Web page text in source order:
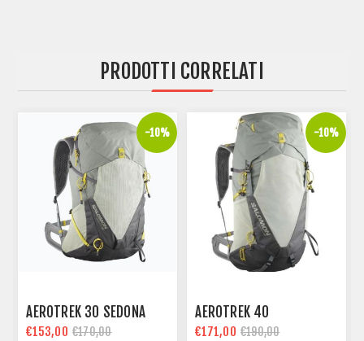
PRODOTTI CORRELATI
-10%
AEROTREK 30 SEDONA
€153,00 €170,00
-10%
AEROTREK 40
€171,00 €190,00